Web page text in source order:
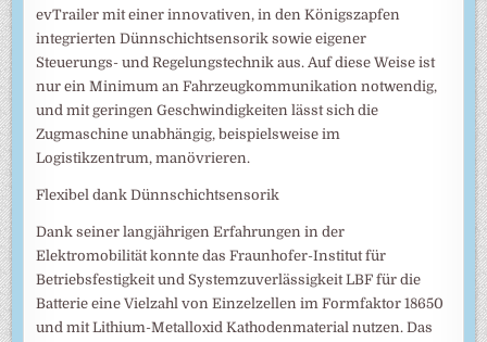
evTrailer mit einer innovativen, in den Königszapfen
integrierten Dünnschichtsensorik sowie eigener
Steuerungs- und Regelungstechnik aus. Auf diese Weise ist
nur ein Minimum an Fahrzeugkommunikation notwendig,
und mit geringen Geschwindigkeiten lässt sich die
Zugmaschine unabhängig, beispielsweise im
Logistikzentrum, manövrieren.
Flexibel dank Dünnschichtsensorik
Dank seiner langjährigen Erfahrungen in der
Elektromobilität konnte das Fraunhofer-Institut für
Betriebsfestigkeit und Systemzuverlässigkeit LBF für die
Batterie eine Vielzahl von Einzelzellen im Formfaktor 18650
und mit Lithium-Metalloxid Kathodenmaterial nutzen. Das